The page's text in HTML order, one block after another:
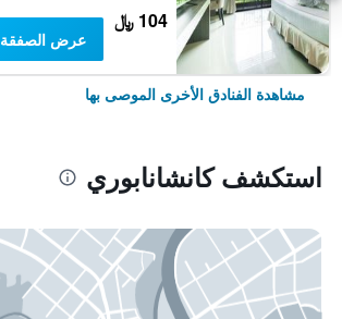
104 ﷼
عرض الصفقة
مشاهدة الفنادق الأخرى الموصى بها
استكشف كانشانابوري